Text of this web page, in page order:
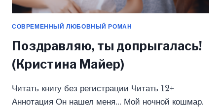
СОВРЕМЕННЫЙ ЛЮБОВНЫЙ РОМАН
Поздравляю, ты допрыгалась!
(Кристина Майер)
Читать книгу без регистрации Читать 12+
Аннотация Он нашел меня… Мой ночной кошмар.